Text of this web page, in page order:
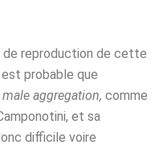
de reproduction de cette
probable que
male aggregation, comme
et sa
difficile voire